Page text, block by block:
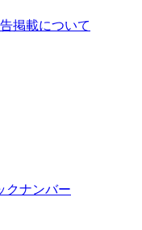
掲載について
クナンバー